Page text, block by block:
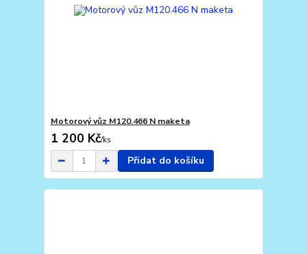
Motorový vůz M120.466 N maketa
1 200 Kč/ks
Přidat do košíku